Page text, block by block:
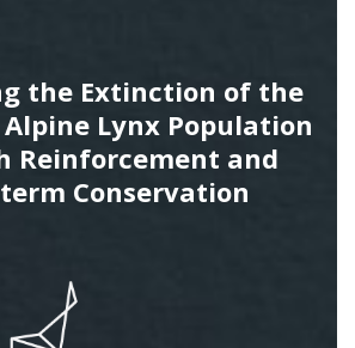
the Extinction of the
Alpine Lynx Population
Reinforcement and
Conservation